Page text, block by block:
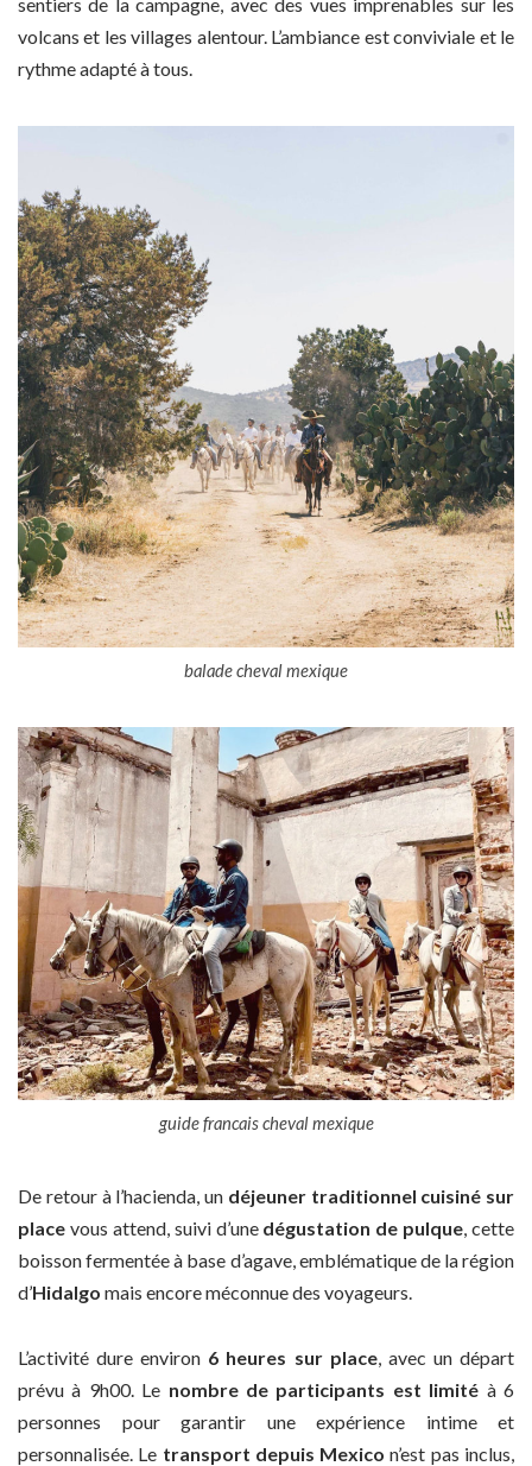
volcans et les villages alentour. L’ambiance est conviviale et le
rythme adapté à tous.
balade cheval mexique
guide francais cheval mexique
De retour à l’hacienda, un déjeuner traditionnel cuisiné sur
place vous attend, suivi d’une dégustation de pulque, cette
boisson fermentée à base d’agave, emblématique de la région
d’Hidalgo mais encore méconnue des voyageurs.
L’activité dure environ 6 heures sur place, avec un départ
prévu à 9h00. Le nombre de participants est limité à 6
personnes pour garantir une expérience intime et
personnalisée. Le transport depuis Mexico n’est pas inclus,